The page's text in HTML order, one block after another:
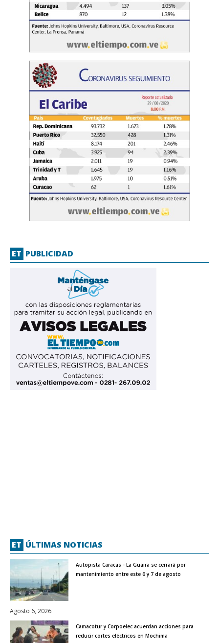
ET PUBLICIDAD
ET ÚLTIMAS NOTICIAS
Autopista Caracas - La Guaira se cerrará por
mantenimiento entre este 6 y 7 de agosto
Agosto 6, 2026
Camacotur y Corpoelec acuerdan acciones para
reducir cortes eléctricos en Mochima